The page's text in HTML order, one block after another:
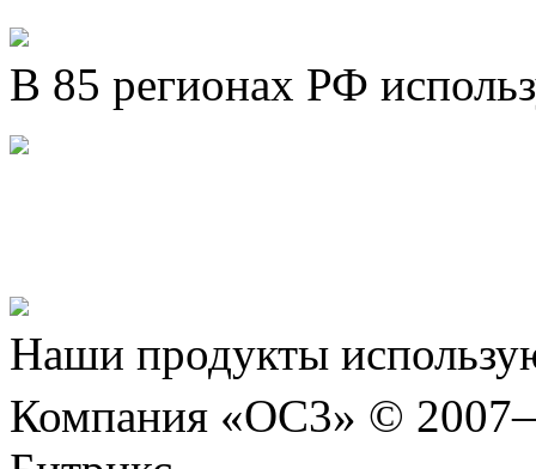
В 85 регионах РФ
Наши продукты
Компания «ОС3» ©